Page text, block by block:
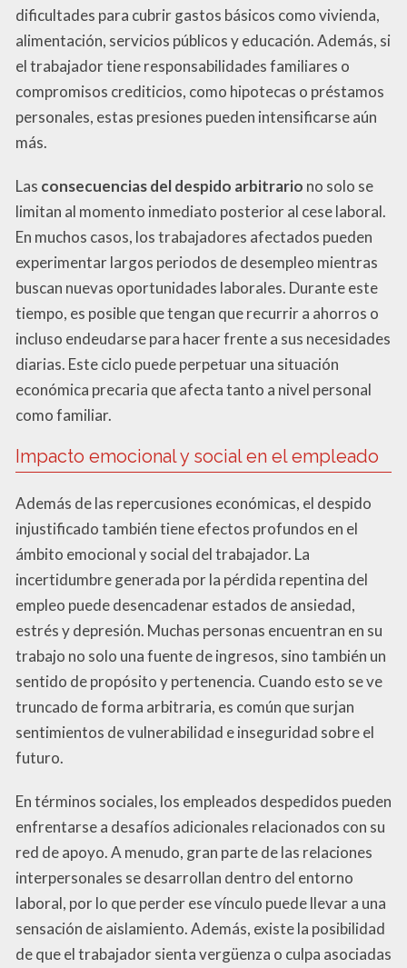
dificultades para cubrir gastos básicos como vivienda,
alimentación, servicios públicos y educación. Además, si
el trabajador tiene responsabilidades familiares o
compromisos crediticios, como hipotecas o préstamos
personales, estas presiones pueden intensificarse aún
más.
Las consecuencias del despido arbitrario no solo se
limitan al momento inmediato posterior al cese laboral.
En muchos casos, los trabajadores afectados pueden
experimentar largos periodos de desempleo mientras
buscan nuevas oportunidades laborales. Durante este
tiempo, es posible que tengan que recurrir a ahorros o
incluso endeudarse para hacer frente a sus necesidades
diarias. Este ciclo puede perpetuar una situación
económica precaria que afecta tanto a nivel personal
como familiar.
Impacto emocional y social en el empleado
Además de las repercusiones económicas, el despido
injustificado también tiene efectos profundos en el
ámbito emocional y social del trabajador. La
incertidumbre generada por la pérdida repentina del
empleo puede desencadenar estados de ansiedad,
estrés y depresión. Muchas personas encuentran en su
trabajo no solo una fuente de ingresos, sino también un
sentido de propósito y pertenencia. Cuando esto se ve
truncado de forma arbitraria, es común que surjan
sentimientos de vulnerabilidad e inseguridad sobre el
futuro.
En términos sociales, los empleados despedidos pueden
enfrentarse a desafíos adicionales relacionados con su
red de apoyo. A menudo, gran parte de las relaciones
interpersonales se desarrollan dentro del entorno
laboral, por lo que perder ese vínculo puede llevar a una
sensación de aislamiento. Además, existe la posibilidad
de que el trabajador sienta vergüenza o culpa asociadas